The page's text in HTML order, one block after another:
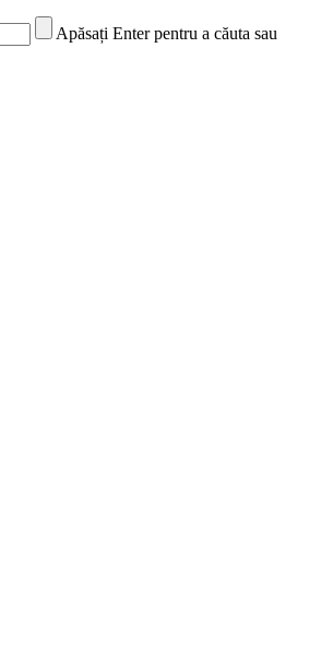
Apăsați Enter pentru a căuta sau